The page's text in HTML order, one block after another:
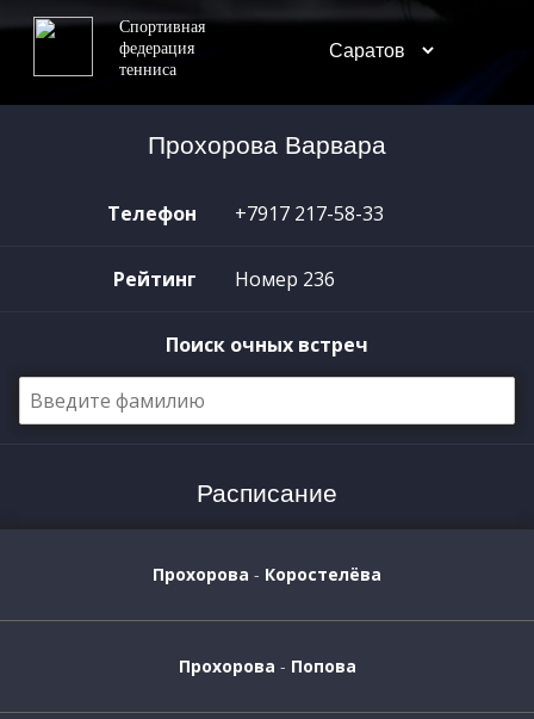
Спортивная
федерация
тенниса
Прохорова Варвара
Телефон +7917 217-58-33
Рейтинг Номер 236
Поиск очных встреч
Расписание
Прохорова - Коростелёва
Прохорова - Попова